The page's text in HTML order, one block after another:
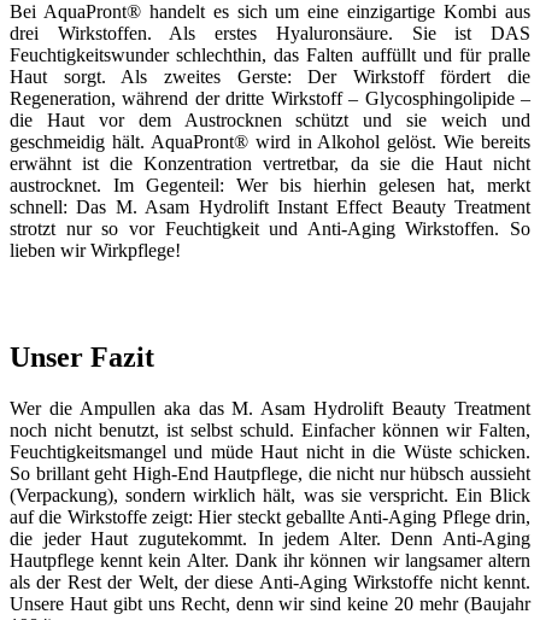
Bei AquaPront® handelt es sich um eine einzigartige Kombi aus
drei Wirkstoffen. Als erstes Hyaluronsäure. Sie ist DAS
Feuchtigkeitswunder schlechthin, das Falten auffüllt und für pralle
Haut sorgt. Als zweites Gerste: Der Wirkstoff fördert die
Regeneration, während der dritte Wirkstoff – Glycosphingolipide –
die Haut vor dem Austrocknen schützt und sie weich und
geschmeidig hält. AquaPront® wird in Alkohol gelöst. Wie bereits
erwähnt ist die Konzentration vertretbar, da sie die Haut nicht
austrocknet. Im Gegenteil: Wer bis hierhin gelesen hat, merkt
schnell: Das M. Asam Hydrolift Instant Effect Beauty Treatment
strotzt nur so vor Feuchtigkeit und Anti-Aging Wirkstoffen. So
lieben wir Wirkpflege!
Unser Fazit
Wer die Ampullen aka das M. Asam Hydrolift Beauty Treatment
noch nicht benutzt, ist selbst schuld. Einfacher können wir Falten,
Feuchtigkeitsmangel und müde Haut nicht in die Wüste schicken.
So brillant geht High-End Hautpflege, die nicht nur hübsch aussieht
(Verpackung), sondern wirklich hält, was sie verspricht. Ein Blick
auf die Wirkstoffe zeigt: Hier steckt geballte Anti-Aging Pflege drin,
die jeder Haut zugutekommt. In jedem Alter. Denn Anti-Aging
Hautpflege kennt kein Alter. Dank ihr können wir langsamer altern
als der Rest der Welt, der diese Anti-Aging Wirkstoffe nicht kennt.
Unsere Haut gibt uns Recht, denn wir sind keine 20 mehr (Baujahr